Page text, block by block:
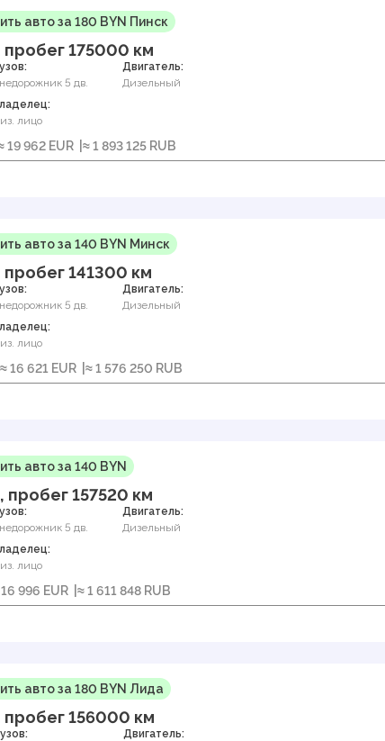
авто за 180 BYN Пинск
пробег 175000 км
5 дв.
Двигатель:
Дизельный
лицо
19 962 EUR ≈ 1 893 125 RUB
авто за 140 BYN Минск
пробег 141300 км
5 дв.
Двигатель:
Дизельный
лицо
≈ 16 621 EUR ≈ 1 576 250 RUB
авто за 140 BYN
пробег 157520 км
5 дв.
Двигатель:
Дизельный
лицо
996 EUR ≈ 1 611 848 RUB
авто за 180 BYN Лида
пробег 156000 км
Двигатель: